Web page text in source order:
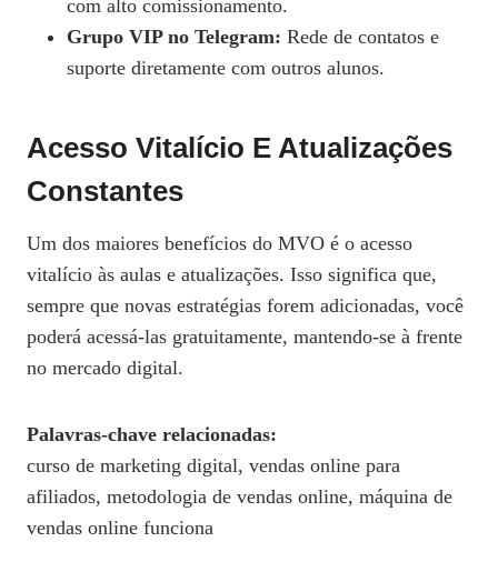
com alto comissionamento.
Grupo VIP no Telegram: Rede de contatos e
suporte diretamente com outros alunos.
Acesso Vitalício E Atualizações
Constantes
Um dos maiores benefícios do MVO é o acesso
vitalício às aulas e atualizações. Isso significa que,
sempre que novas estratégias forem adicionadas, você
poderá acessá-las gratuitamente, mantendo-se à frente
no mercado digital.
Palavras-chave relacionadas:
curso de marketing digital, vendas online para
afiliados, metodologia de vendas online, máquina de
vendas online funciona